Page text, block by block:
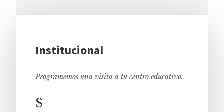
Institucional
Programemos una visita a tu centro educativo.
$